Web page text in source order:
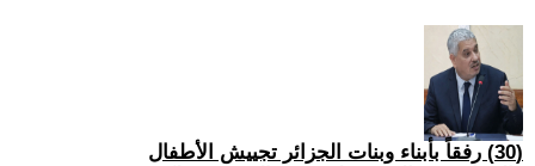
(30) رفقاً بأبناء وبنات الجزائر تجييش الأطفال